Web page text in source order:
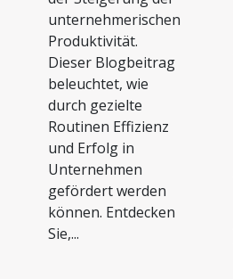
unternehmerischen
Produktivität.
Dieser Blogbeitrag
beleuchtet, wie
durch gezielte
Routinen Effizienz
und Erfolg in
Unternehmen
gefördert werden
können. Entdecken
Sie,...